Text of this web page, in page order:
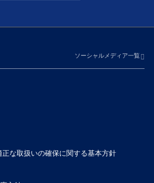
ソーシャルメディア一覧
な取扱いの確保に関する基本方針